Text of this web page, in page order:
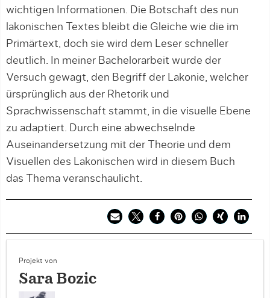
wichtigen Informationen. Die Botschaft des nun
lakonischen Textes bleibt die Gleiche wie die im
Primärtext, doch sie wird dem Leser schneller
deutlich. In meiner Bachelorarbeit wurde der
Versuch gewagt, den Begriff der Lakonie, welcher
ürsprünglich aus der Rhetorik und
Sprachwissenschaft stammt, in die visuelle Ebene
zu adaptiert. Durch eine abwechselnde
Auseinandersetzung mit der Theorie und dem
Visuellen des Lakonischen wird in diesem Buch
das Thema veranschaulicht.
Projekt von
Sara Bozic